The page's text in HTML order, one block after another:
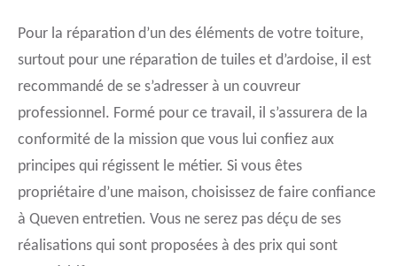
Pour la réparation d’un des éléments de votre toiture,
surtout pour une réparation de tuiles et d’ardoise, il est
recommandé de se s’adresser à un couvreur
professionnel. Formé pour ce travail, il s’assurera de la
conformité de la mission que vous lui confiez aux
principes qui régissent le métier. Si vous êtes
propriétaire d’une maison, choisissez de faire confiance
à Queven entretien. Vous ne serez pas déçu de ses
réalisations qui sont proposées à des prix qui sont